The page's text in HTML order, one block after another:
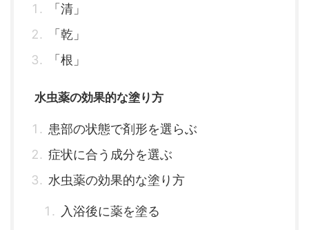
「清」
「乾」
「根」
水虫薬の効果的な塗り方
患部の状態で剤形を選らぶ
症状に合う成分を選ぶ
水虫薬の効果的な塗り方
入浴後に薬を塗る